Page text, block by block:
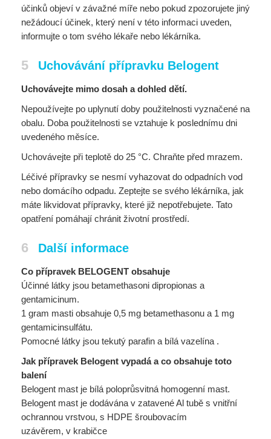
účinků objeví v závažné míře nebo pokud zpozorujete jiný
nežádoucí účinek, který není v této informaci uveden,
informujte o tom svého lékaře nebo lékárníka.
5 Uchovávání přípravku Belogent
Uchovávejte mimo dosah a dohled dětí.
Nepoužívejte po uplynutí doby použitelnosti vyznačené na
obalu. Doba použitelnosti se vztahuje k poslednímu dni
uvedeného měsíce.
Uchovávejte při teplotě do 25 °C. Chraňte před mrazem.
Léčivé přípravky se nesmí vyhazovat do odpadních vod
nebo domácího odpadu. Zeptejte se svého lékárníka, jak
máte likvidovat přípravky, které již nepotřebujete. Tato
opatření pomáhají chránit životní prostředí.
6 Další informace
Co přípravek BELOGENT obsahuje
Účinné látky jsou betamethasoni dipropionas a
gentamicinum.
1 gram masti obsahuje 0,5 mg betamethasonu a 1 mg
gentamicinsulfátu.
Pomocné látky jsou tekutý parafin a bílá vazelína .
Jak přípravek Belogent vypadá a co obsahuje toto
balení
Belogent mast je bílá poloprůsvitná homogenní mast.
Belogent mast je dodávána v zatavené Al tubě s vnitřní
ochrannou vrstvou, s HDPE šroubovacím
uzávěrem, v krabičce